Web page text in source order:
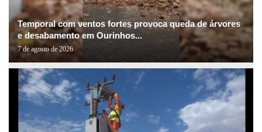
Temporal com ventos fortes provoca queda de árvores
e desabamento em Ourinhos...
7 de agosto de 2026